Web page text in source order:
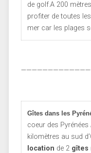
de golf.A 200
profiter de toutes
mer car les plages
Gîtesdans les
coeur des Pyrénées
kilomètres au sud
location de 2gîtes